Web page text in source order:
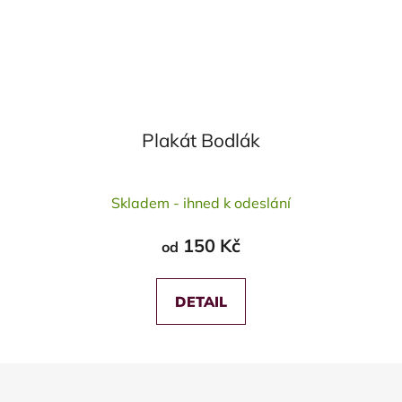
Plakát Bodlák
hodnocení
je
5,0
z
5
Skladem - ihned k odeslání
od 150 Kč
DETAIL